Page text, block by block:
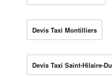
Devis Taxi Montilliers
Devis Taxi Saint-Hilaire-